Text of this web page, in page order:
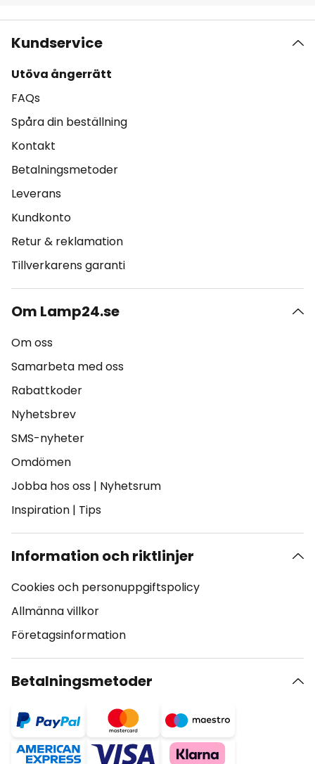
Kundservice
Utöva ångerrätt
FAQs
Spåra din beställning
Kontakt
Betalningsmetoder
Leverans
Kundkonto
Retur & reklamation
Tillverkarens garanti
Om Lamp24.se
Om oss
Samarbeta med oss
Rabattkoder
Nyhetsbrev
SMS-nyheter
Omdömen
Jobba hos oss | Nyhetsrum
Inspiration | Tips
Information och riktlinjer
Cookies och personuppgiftspolicy
Allmänna villkor
Företagsinformation
Betalningsmetoder